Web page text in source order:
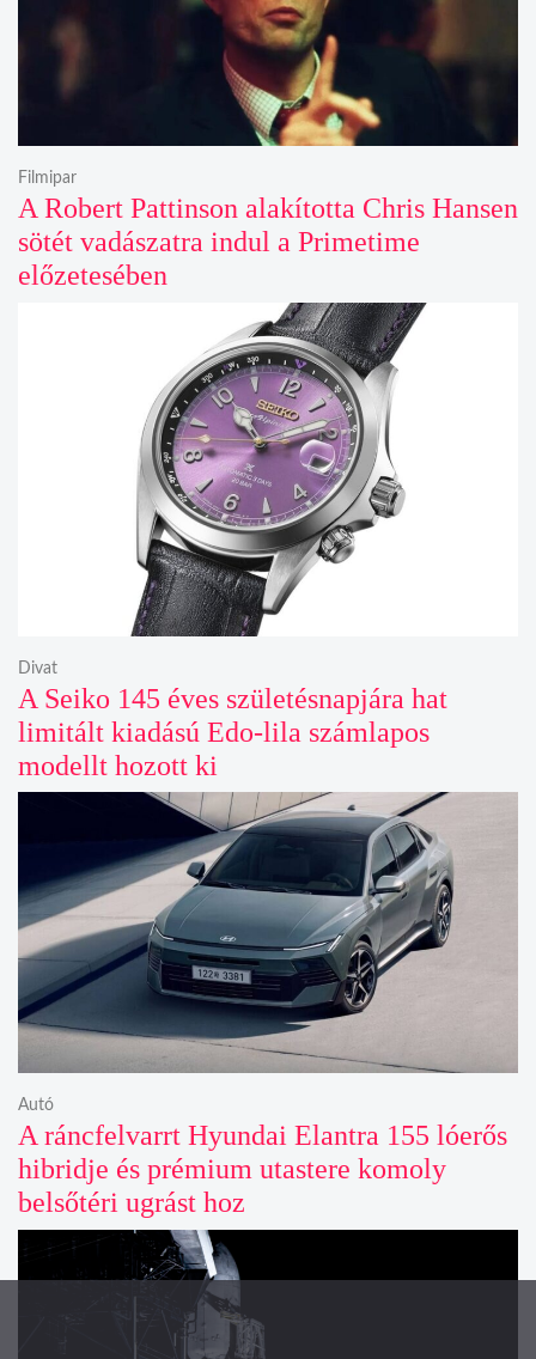
A Robert Pattinson alakította Chris Hansen
sötét vadászatra indul a Primetime
előzetesében
Filmipar
A Seiko 145 éves születésnapjára hat
limitált kiadású Edo-lila számlapos
modellt hozott ki
Divat
A ráncfelvarrt Hyundai Elantra 155 lóerős
hibridje és prémium utastere komoly
belsőtéri ugrást hoz
Autó